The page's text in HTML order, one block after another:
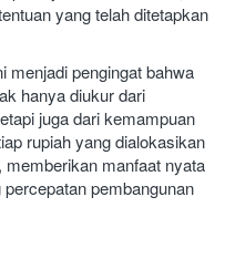
yang telah ditetapkan
menjadi pengingat bahwa
hanya diukur dari
juga dari kemampuan
rupiah yang dialokasikan
manfaat nyata
pembangunan